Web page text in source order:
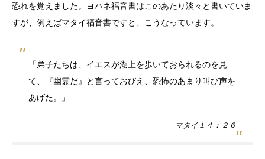
恐れを覚えました。ヨハネ福音書はこのあたり淡々と書いていま
すが、例えばマタイ福音書ですと、こうなっています。
「弟子たちは、イエスが湖上を歩いておられるのを見
て、『幽霊だ』と言っておびえ、恐怖のあまり叫び声を
あげた。」
マタイ１４：２６